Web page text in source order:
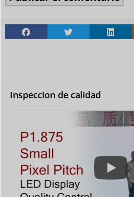
Inspeccion de calidad